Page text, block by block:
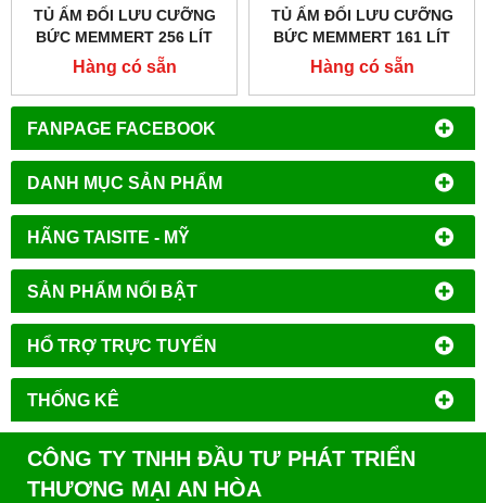
FANPAGE FACEBOOK
DANH MỤC SẢN PHẨM
HÃNG TAISITE - MỸ
SẢN PHẨM NỔI BẬT
HỔ TRỢ TRỰC TUYẾN
THỐNG KÊ
TỦ ẤM ĐỐI LƯU CƯỠNG
BỨC MEMMERT 256 LÍT
MODEL: IF260
Hàng có sẵn
TỦ ẤM ĐỐI LƯU CƯỠNG
BỨC MEMMERT 161 LÍT
MODEL: IF160
Hàng có sẵn
CÔNG TY TNHH ĐẦU TƯ PHÁT TRIỂN
THƯƠNG MẠI AN HÒA